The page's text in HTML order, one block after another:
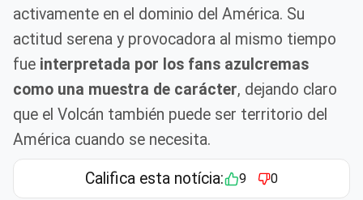
activamente en el dominio del América. Su
actitud serena y provocadora al mismo tiempo
fue interpretada por los fans azulcremas
como una muestra de carácter, dejando claro
que el Volcán también puede ser territorio del
América cuando se necesita.
Califica esta notícia: 9 0